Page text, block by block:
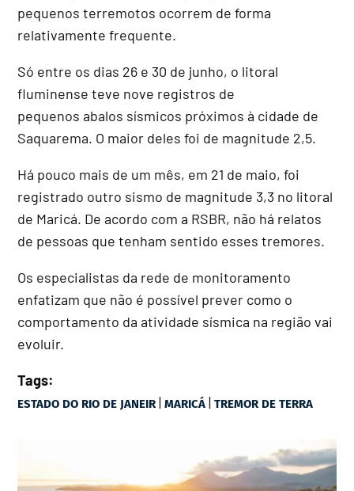
pequenos terremotos ocorrem de forma
relativamente frequente.
Só entre os dias 26 e 30 de junho, o litoral
fluminense teve nove registros de
pequenos abalos sísmicos próximos à cidade de
Saquarema. O maior deles foi de magnitude 2,5.
Há pouco mais de um mês, em 21 de maio, foi
registrado outro sismo de magnitude 3,3 no litoral
de Maricá. De acordo com a RSBR, não há relatos
de pessoas que tenham sentido esses tremores.
Os especialistas da rede de monitoramento
enfatizam que não é possível prever como o
comportamento da atividade sísmica na região vai
evoluir.
Tags:
ESTADO DO RIO DE JANEIR |MARICÁ |TREMOR DE TERRA